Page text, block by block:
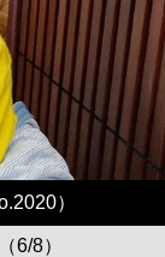
）
6/8）